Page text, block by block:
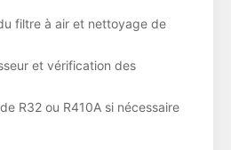
filtre à air et nettoyage de
et vérification des
R32 ou R410A si nécessaire